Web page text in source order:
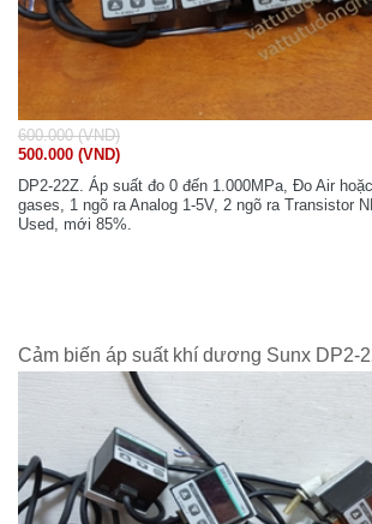
600.000 (VND)
500.000 (VND)
DP2-22Z. Áp suất đo 0 đến 1.000MPa, Đo Air
gases, 1 ngõ ra Analog 1-5V, 2 ngõ ra Transistor
Used, mới 85%.
Cảm biến áp suất khí dương Sunx DP2-